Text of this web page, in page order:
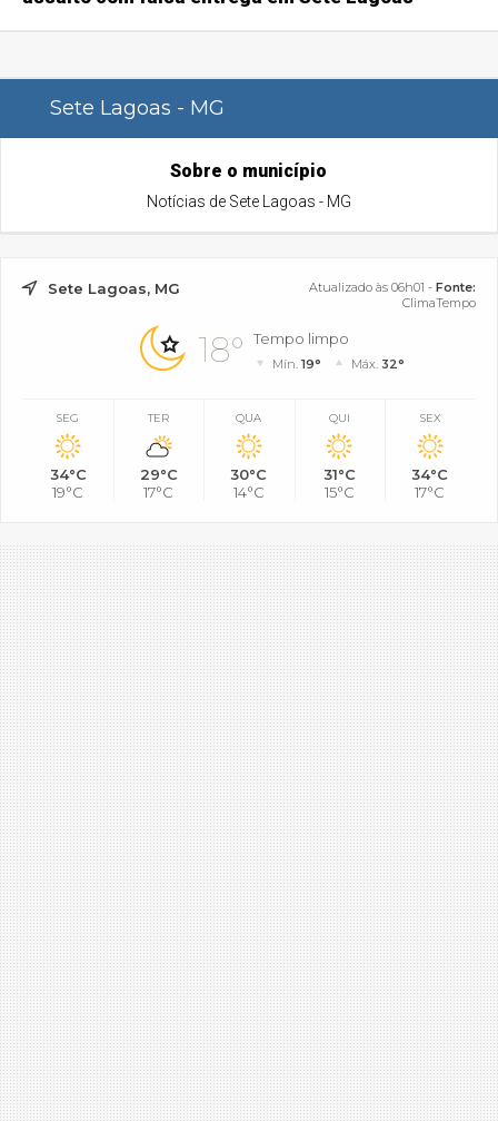
Sete Lagoas - MG
Sobre o município
Notícias de Sete Lagoas - MG
Sete Lagoas, MG Atualizado às 06h01 - Fonte:
ClimaTempo
18° Tempo limpo
Mín.19° Máx. 32°
SEG
34°C
19°C
TER
29°C
17°C
QUA
30°C
14°C
QUI
31°C
15°C
SEX
34°C
17°C